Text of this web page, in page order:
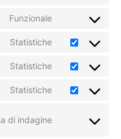
Funzionale
Statistiche
Statistiche
Statistiche
di indagine